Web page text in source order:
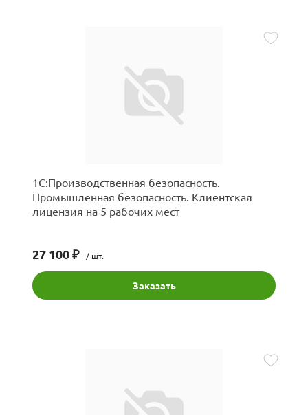
1С:Производственная безопасность.
Промышленная безопасность. Клиентская
лицензия на 5 рабочих мест
27 100 ₽ / шт.
Заказать